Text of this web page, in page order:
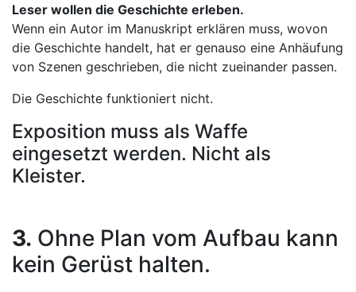
Leser wollen die Geschichte erleben.
Wenn ein Autor im Manuskript erklären muss, wovon
die Geschichte handelt, hat er genauso eine Anhäufung
von Szenen geschrieben, die nicht zueinander passen.
Die Geschichte funktioniert nicht.
Exposition muss als Waffe
eingesetzt werden. Nicht als
Kleister.
3. Ohne Plan vom Aufbau kann
kein Gerüst halten.